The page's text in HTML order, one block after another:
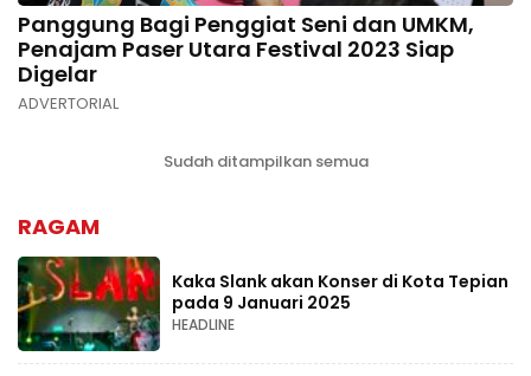
Panggung Bagi Penggiat Seni dan UMKM,
Penajam Paser Utara Festival 2023 Siap
Digelar
ADVERTORIAL
Sudah ditampilkan semua
RAGAM
Kaka Slank akan Konser di Kota Tepian
pada 9 Januari 2025
HEADLINE